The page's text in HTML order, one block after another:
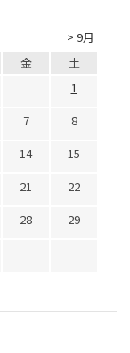
> 9月
金
土
1
7
8
14
15
21
22
28
29